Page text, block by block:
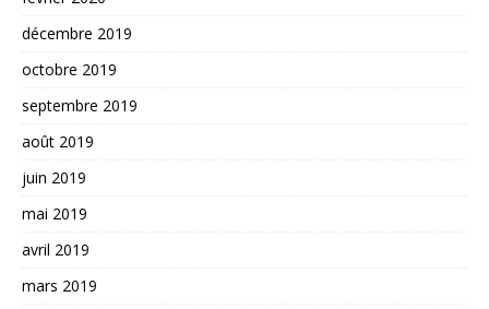
décembre 2019
octobre 2019
septembre 2019
août 2019
juin 2019
mai 2019
avril 2019
mars 2019